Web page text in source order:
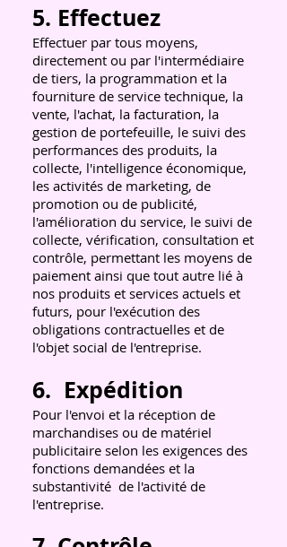
5. Effectuez
Effectuer par tous moyens,
directement ou par l'intermédiaire
de tiers, la programmation et la
fourniture de service technique, la
vente, l'achat, la facturation, la
gestion de portefeuille, le suivi des
performances des produits, la
collecte, l'intelligence économique,
les activités de marketing, de
promotion ou de publicité,
l'amélioration du service, le suivi de
collecte, vérification, consultation et
contrôle, permettant les moyens de
paiement ainsi que tout autre lié à
nos produits et services actuels et
futurs, pour l'exécution des
obligations contractuelles et de
l'objet social de l'entreprise.
6. Expédition
Pour l'envoi et la réception de
marchandises ou de matériel
publicitaire selon les exigences des
fonctions demandées et la
substantivité de l'activité de
l'entreprise.